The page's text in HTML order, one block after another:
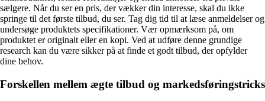
sælgere. Når du ser en pris, der vækker din interesse, skal du ikke
springe til det første tilbud, du ser. Tag dig tid til at læse anmeldelser og
undersøge produktets specifikationer. Vær opmærksom på, om
produktet er originalt eller en kopi. Ved at udføre denne grundige
research kan du være sikker på at finde et godt tilbud, der opfylder
dine behov.
Forskellen mellem ægte tilbud og markedsføringstricks